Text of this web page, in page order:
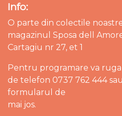
Info:
O parte din colectile
magazinul Sposa dell
Cartagiu nr 27, et 1
Pentru programare va
de telefon 0737 762 444
formularul de
mai jos.